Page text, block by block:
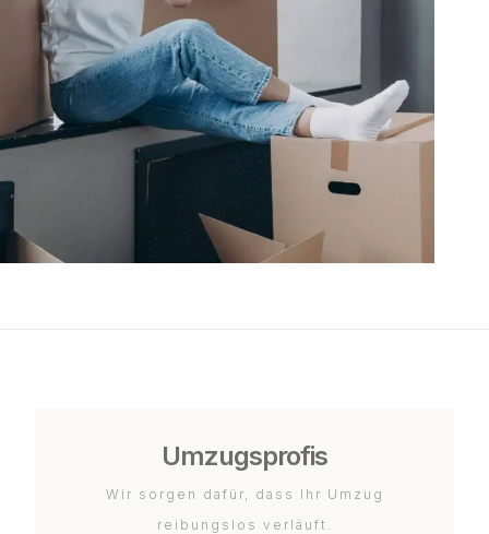
Umzugsprofis
Wir sorgen dafür, dass Ihr Umzug
reibungslos verläuft.